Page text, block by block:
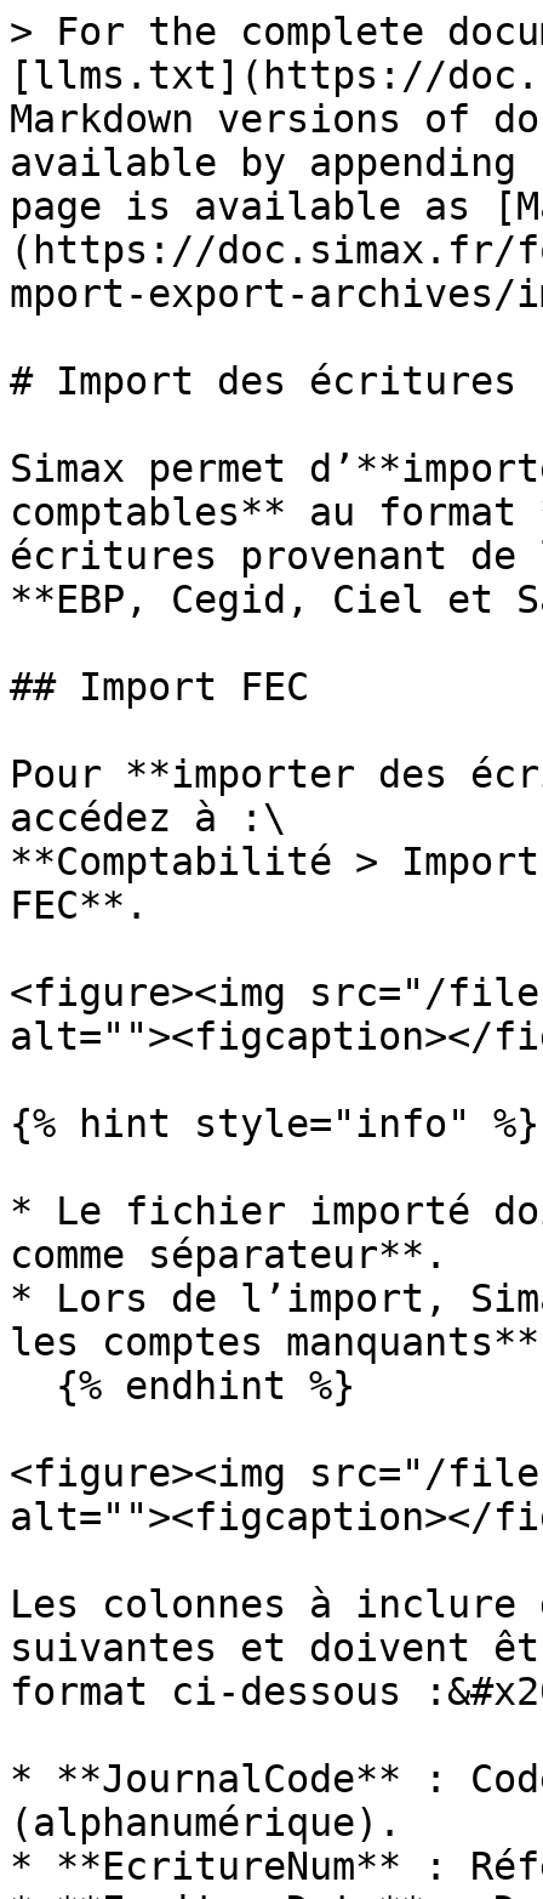
> For the complete
[llms.txt](https://
Markdown versions of
available by
page is available as
(https://doc.simax.fr/
mport-export-archives/
# Import des écritures
Simax permet
comptables** au
écritures provenant
**EBP, Cegid, Ciel et
## Import FEC
Pour **importer des
accédez à :\
**Comptabilité >
FEC**.
<figure><img src="/files/
alt=""><figcaption></
{% hint style="info" %}
* Le fichier importé
comme séparateur**.
* Lors de l’import,
les comptes
<figure><img src="/files/
alt=""><figcaption></
Les colonnes à
suivantes et doivent
format ci-dessous
* **JournalCode** :
(alphanumérique).
* **EcritureNum** :